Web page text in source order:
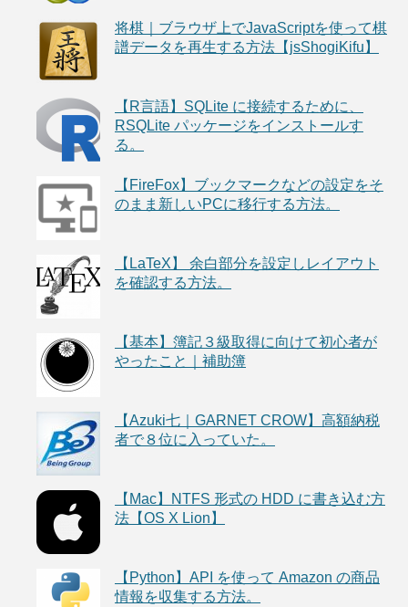
将棋｜ブラウザ上でJavaScriptを使って棋
譜データを再生する方法【jsShogiKifu】
【R言語】SQLite に接続するために、
RSQLite パッケージをインストールす
る。
【FireFox】ブックマークなどの設定をそ
のまま新しいPCに移行する方法。
【LaTeX】 余白部分を設定しレイアウト
を確認する方法。
【基本】簿記３級取得に向けて初心者が
やったこと｜補助簿
【Azuki七｜GARNET CROW】高額納税
者で８位に入っていた。
【Mac】NTFS 形式の HDD に書き込む方
法【OS X Lion】
【Python】API を使って Amazon の商品
情報を収集する方法。